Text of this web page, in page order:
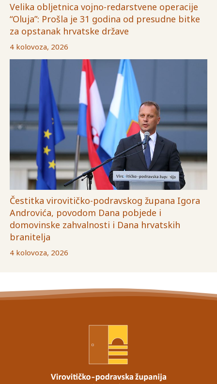
Velika obljetnica vojno-redarstvene operacije
“Oluja”: Prošla je 31 godina od presudne bitke
za opstanak hrvatske države
4 kolovoza, 2026
Čestitka virovitičko-podravskog župana Igora
Androvića, povodom Dana pobjede i
domovinske zahvalnosti i Dana hrvatskih
branitelja
4 kolovoza, 2026